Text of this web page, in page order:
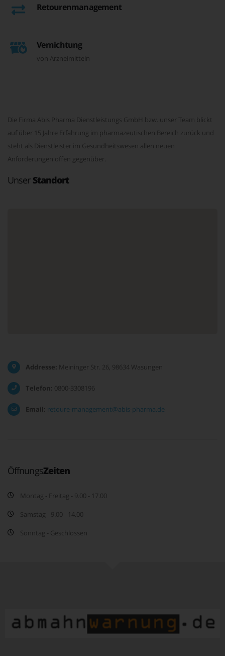
Retourenmanagement
Vernichtung
von Arzneimitteln
Die Firma Abis Pharma Dienstleistungs GmbH bzw. unser Team blickt
auf über 15 Jahre Erfahrung im pharmazeutischen Bereich zurück und
steht als Dienstleister im Gesundheitswesen allen neuen
Anforderungen offen gegenüber.
Unser Standort
Addresse: Meininger Str. 26, 98634 Wasungen
Telefon: 0800-3308196
Email: retoure-management@abis-pharma.de
ÖffnungsZeiten
Montag - Freitag - 9.00 - 17.00
Samstag - 9.00 - 14.00
Sonntag - Geschlossen